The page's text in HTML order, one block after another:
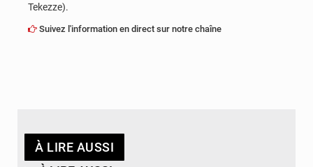
Tekezze).
Suivez l'information en direct sur notre chaîne
À LIRE AUSSI